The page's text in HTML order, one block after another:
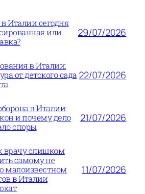
Италии сегодня
или
29/07/2026
в Италии:
от детского сада 22/07/2026
в Италии:
и почему дело
споры
21/07/2026
врачу слишком
самому не
малоизвестном
в Италии
11/07/2026